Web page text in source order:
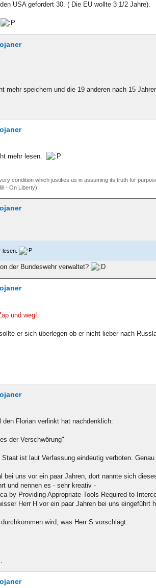
USA gefordert 30. ( Die EU wollte 3 1/2 Jahre).
mehr speichern und die 19 anderen nach 15
mehr lesen.
condition which justifies us in assuming its truth for
- On Liberty)
lesen.
der Bundeswehr verwaltet?
und weg!.
er sich überlegen ob er nicht lieber nach
Florian verlinkt hat nachdenklich:
der Verschwörung"
ist laut Verfassung eindeutig verboten.
uns vor ein paar Jahren, dort nannte sich
und nennen es - sehr kreativ -
by Providing Appropriate Tools Required to
Herr H vor ein paar Jahren bei uns eingeführt
wird, was Herr S vorschlägt.